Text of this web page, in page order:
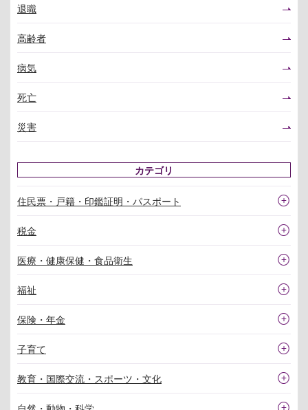
退職
高齢者
病気
死亡
災害
カテゴリ
住民票・戸籍・印鑑証明・パスポート
税金
医療・健康保健・食品衛生
福祉
保険・年金
子育て
教育・国際交流・スポーツ・文化